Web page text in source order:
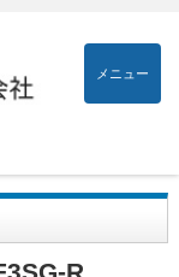
メニュー